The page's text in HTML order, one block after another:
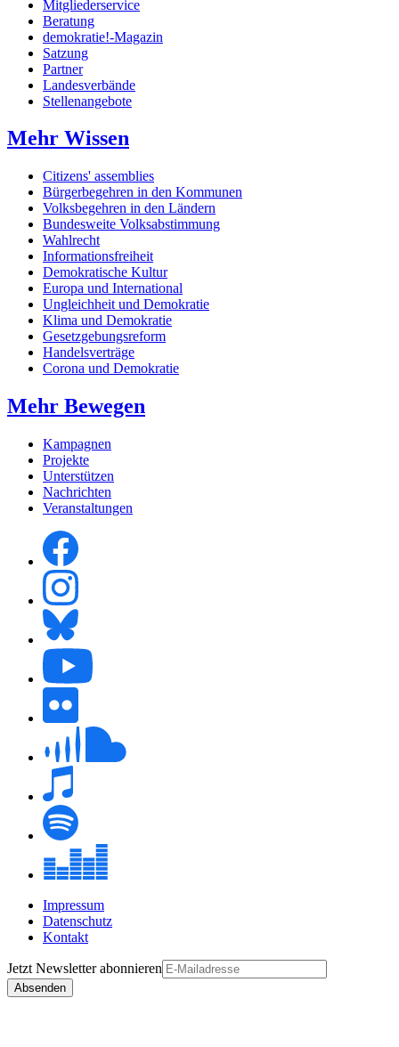
Mitgliederservice
Beratung
demokratie!-Magazin
Satzung
Partner
Landesverbände
Stellenangebote
Mehr Wissen
Citizens' assemblies
Bürgerbegehren in den Kommunen
Volksbegehren in den Ländern
Bundesweite Volksabstimmung
Wahlrecht
Informationsfreiheit
Demokratische Kultur
Europa und International
Ungleichheit und Demokratie
Klima und Demokratie
Gesetzgebungsreform
Handelsverträge
Corona und Demokratie
Mehr Bewegen
Kampagnen
Projekte
Unterstützen
Nachrichten
Veranstaltungen
Impressum
Datenschutz
Kontakt
Jetzt Newsletterabonnieren
Absenden